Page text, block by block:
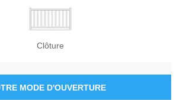
Clôture
MODE D'OUVERTURE